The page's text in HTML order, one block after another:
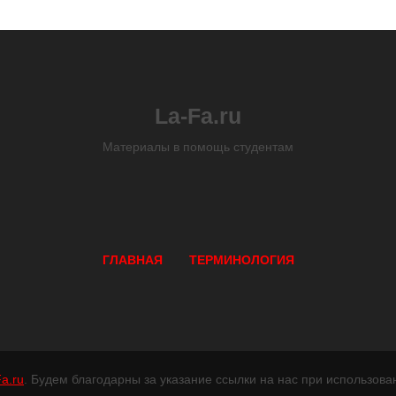
La-Fa.ru
Материалы в помощь студентам
ГЛАВНАЯ ТЕРМИНОЛОГИЯ
. Будем благодарны за указание ссылки на нас при